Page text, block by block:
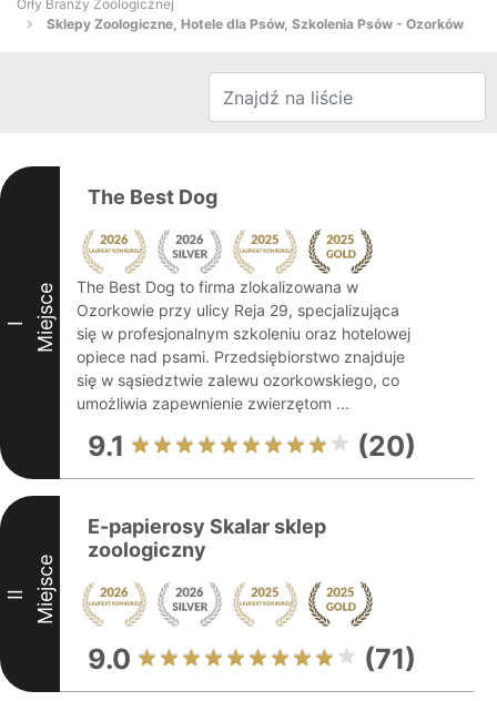
Orły Branży Zoologicznej
Sklepy Zoologiczne, Hotele dla Psów, Szkolenia Psów - Ozorków
I Miejsce
The Best Dog
The Best Dog to firma zlokalizowana w
Ozorkowie przy ulicy Reja 29, specjalizująca
się w profesjonalnym szkoleniu oraz hotelowej
opiece nad psami. Przedsiębiorstwo znajduje
się w sąsiedztwie zalewu ozorkowskiego, co
umożliwia zapewnienie zwierzętom ...
9.1 (20)
II Miejsce
E-papierosy Skalar sklep
zoologiczny
9.0 (71)